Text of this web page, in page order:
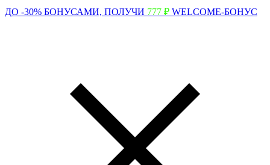
ДО -30% БОНУСАМИ, ПОЛУЧИ 777 ₽ WELCOME-БОНУС